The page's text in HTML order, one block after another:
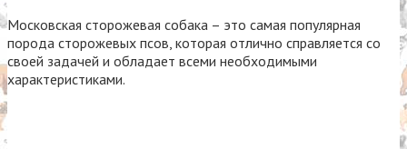
Московская сторожевая собака – это самая популярная
порода сторожевых псов, которая отлично справляется со
своей задачей и обладает всеми необходимыми
характеристиками.